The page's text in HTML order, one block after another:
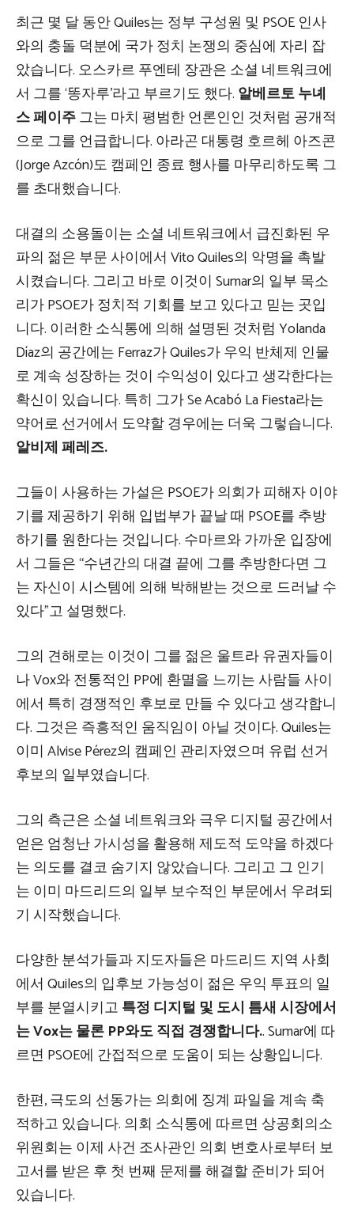
최근 몇 달 동안 Quiles는 정부 구성원 및 PSOE 인사
와의 충돌 덕분에 국가 정치 논쟁의 중심에 자리 잡
았습니다. 오스카르 푸엔테 장관은 소셜 네트워크에
서 그를 ‘똥자루’라고 부르기도 했다. 알베르토 누녜
스 페이주그는 마치 평범한 언론인인 것처럼 공개적
으로 그를 언급합니다. 아라곤 대통령 호르헤 아즈콘
(Jorge Azcón)도 캠페인 종료 행사를 마무리하도록 그
를 초대했습니다.
대결의 소용돌이는 소셜 네트워크에서 급진화된 우
파의 젊은 부문 사이에서 Vito Quiles의 악명을 촉발
시켰습니다. 그리고 바로 이것이 Sumar의 일부 목소
리가 PSOE가 정치적 기회를 보고 있다고 믿는 곳입
니다. 이러한 소식통에 의해 설명된 것처럼 Yolanda
Díaz의 공간에는 Ferraz가 Quiles가 우익 반체제 인물
로 계속 성장하는 것이 수익성이 있다고 생각한다는
확신이 있습니다. 특히 그가 Se Acabó La Fiesta라는
약어로 선거에서 도약할 경우에는 더욱 그렇습니다.
알비제 페레즈.
그들이 사용하는 가설은 PSOE가 의회가 피해자 이야
기를 제공하기 위해 입법부가 끝날 때 PSOE를 추방
하기를 원한다는 것입니다. 수마르와 가까운 입장에
서 그들은 “수년간의 대결 끝에 그를 추방한다면 그
는 자신이 시스템에 의해 박해받는 것으로 드러날 수
있다”고 설명했다.
그의 견해로는 이것이 그를 젊은 울트라 유권자들이
나 Vox와 전통적인 PP에 환멸을 느끼는 사람들 사이
에서 특히 경쟁적인 후보로 만들 수 있다고 생각합니
다. 그것은 즉흥적인 움직임이 아닐 것이다. Quiles는
이미 Alvise Pérez의 캠페인 관리자였으며 유럽 선거
후보의 일부였습니다.
그의 측근은 소셜 네트워크와 극우 디지털 공간에서
얻은 엄청난 가시성을 활용해 제도적 도약을 하겠다
는 의도를 결코 숨기지 않았습니다. 그리고 그 인기
는 이미 마드리드의 일부 보수적인 부문에서 우려되
기 시작했습니다.
다양한 분석가들과 지도자들은 마드리드 지역 사회
에서 Quiles의 입후보 가능성이 젊은 우익 투표의 일
부를 분열시키고 특정 디지털 및 도시 틈새 시장에서
는 Vox는 물론 PP와도 직접 경쟁합니다.. Sumar에 따
르면 PSOE에 간접적으로 도움이 되는 상황입니다.
한편, 극도의 선동가는 의회에 징계 파일을 계속 축
적하고 있습니다. 의회 소식통에 따르면 상공회의소
위원회는 이제 사건 조사관인 의회 변호사로부터 보
고서를 받은 후 첫 번째 문제를 해결할 준비가 되어
있습니다.